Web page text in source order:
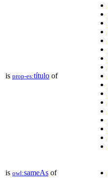
is prop-es:título of
is owl:sameAs of